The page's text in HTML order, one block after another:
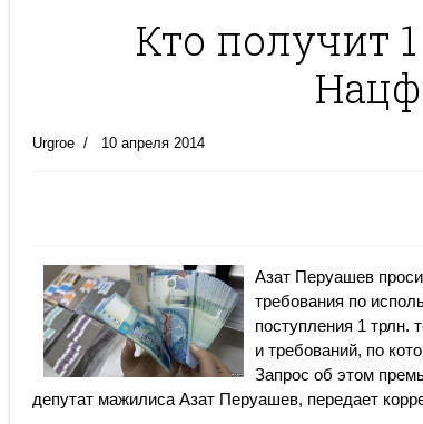
Кто получит
Urgroe 10 апреля 2014
Азат Перуашев
требования по
поступления 1 трлн.
и требований, по
Запрос об этом
депутат мажилиса Азат Перуашев, передает